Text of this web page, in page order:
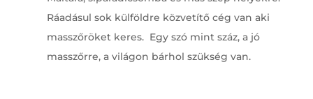
Ráadásul sok külföldre közvetítő cég van aki
masszőröket keres. Egy szó mint száz, a jó
masszőrre, a világon bárhol szükség van.